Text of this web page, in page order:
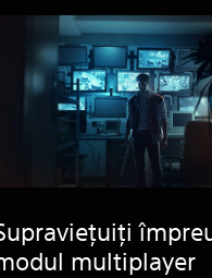
multiplayer